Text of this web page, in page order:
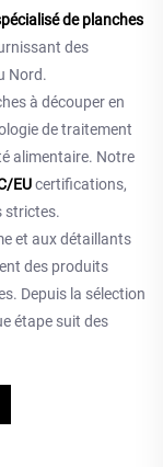
de planches
des
Nord.
à découper en
de traitement
alimentaire. Notre
EUcertifications,
strictes.
et aux détaillants
des produits
Depuis la sélection
étape suit des